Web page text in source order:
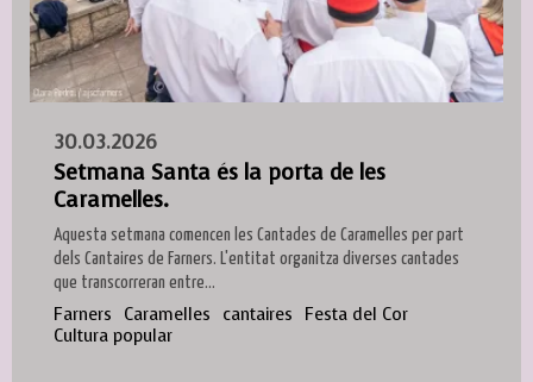
30.03.2026
Setmana Santa és la porta de les
Caramelles.
Aquesta setmana comencen les Cantades de Caramelles per part
dels Cantaires de Farners. L'entitat organitza diverses cantades
que transcorreran entre...
Farners Caramelles cantaires
Festa del Cor
Cultura popular